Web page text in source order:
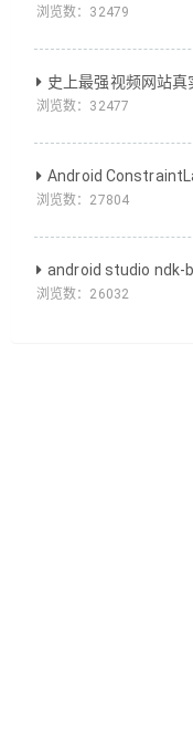
浏览数： 32479
史上最强视频网站真
浏览数： 32477
Android
浏览数： 27804
android studio ndk-
浏览数： 26032